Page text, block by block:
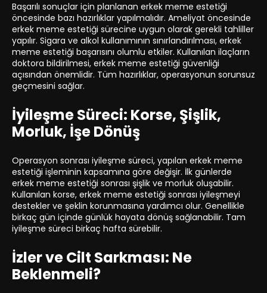
Başarılı sonuçlar için planlanan erkek meme estetiği
öncesinde bazı hazırlıklar yapılmalıdır. Ameliyat öncesinde
erkek meme estetiği sürecine uygun olarak gerekli tahliller
yapılır. Sigara ve alkol kullanımının sınırlandırılması, erkek
meme estetiği başarısını olumlu etkiler. Kullanılan ilaçların
doktora bildirilmesi, erkek meme estetiği güvenliği
açısından önemlidir. Tüm hazırlıklar, operasyonun sorunsuz
geçmesini sağlar.
İyileşme Süreci: Korse, Şişlik,
Morluk, İşe Dönüş
Operasyon sonrası iyileşme süreci, yapılan erkek meme
estetiği işleminin kapsamına göre değişir. İlk günlerde
erkek meme estetiği sonrası şişlik ve morluk oluşabilir.
Kullanılan korse, erkek meme estetiği sonrası iyileşmeyi
destekler ve şeklin korunmasına yardımcı olur. Genellikle
birkaç gün içinde günlük hayata dönüş sağlanabilir. Tam
iyileşme süreci birkaç hafta sürebilir.
İzler ve Cilt Sarkması: Ne
Beklenmeli?